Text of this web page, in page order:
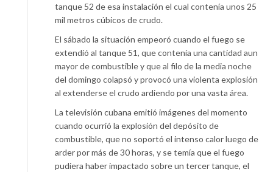
tanque 52 de esa instalación el cual contenía unos 25
mil metros cúbicos de crudo.
El sábado la situación empeoró cuando el fuego se
extendió al tanque 51, que contenía una cantidad aun
mayor de combustible y que al filo de la media noche
del domingo colapsó y provocó una violenta explosión
al extenderse el crudo ardiendo por una vasta área.
La televisión cubana emitió imágenes del momento
cuando ocurrió la explosión del depósito de
combustible, que no soportó el intenso calor luego de
arder por más de 30 horas, y se temía que el fuego
pudiera haber impactado sobre un tercer tanque, el